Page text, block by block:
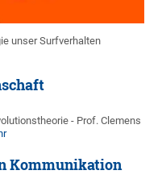
unser Surfverhalten
- Prof. Clemens
Kommunikation